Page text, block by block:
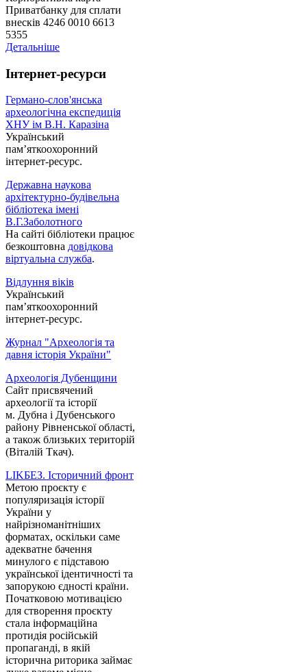
Приватбанку для сплати
внесків 4246 0010 6613
5355
Детальніше
Інтернет-ресурси
Германо-слов'янська
археологічна експедиція
ХНУ ім В.Н. Каразіна
Український
пам’яткоохоронний
інтернет-ресурс.
Державна наукова
архітектурно-будівельна
бібліотека імені
В.Г.Заболотного
На сайті бібліотеки працює
безкоштовна довідкова
віртуальна служба.
Відлуння віків
Український
пам’яткоохоронний
інтернет-ресурс.
Журнал "Археологія та
давня історія України"
Археологія Дубенщини
Сайт присвячений
археології та історії
м. Дубна і Дубенського
району Рівненської області,
а також близьких територій
(Віталій Ткач).
LIKБЕЗ. Історичний фронт
Метою проєкту є
популяризація історії
України у
найрізноманітніших
форматах, оскільки саме
адекватне бачення
минулого є підставою
української ідентичності та
запорукою єдності країни.
Початковою мотивацією
для створення проєкту
стала інформаційна
протидія російській
пропаганді, в якій
історична риторика займає